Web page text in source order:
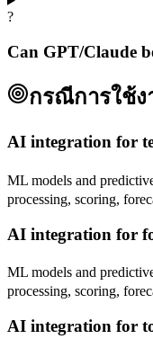
?
Can GPT/Claude
กรณีการใช้ง
AI integration for
ML models and
processing, scoring,
AI integration for
ML models and
processing, scoring,
AI integration for